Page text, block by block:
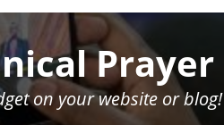
Prayer
on your website or blog!